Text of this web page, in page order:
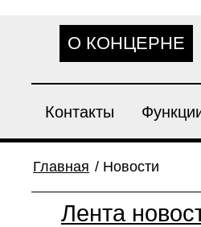
О КОНЦЕРНЕ
Контакты
Главная / Новости
Лента